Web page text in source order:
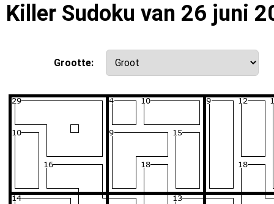
Killer Sudoku van 26 juni
Grootte: